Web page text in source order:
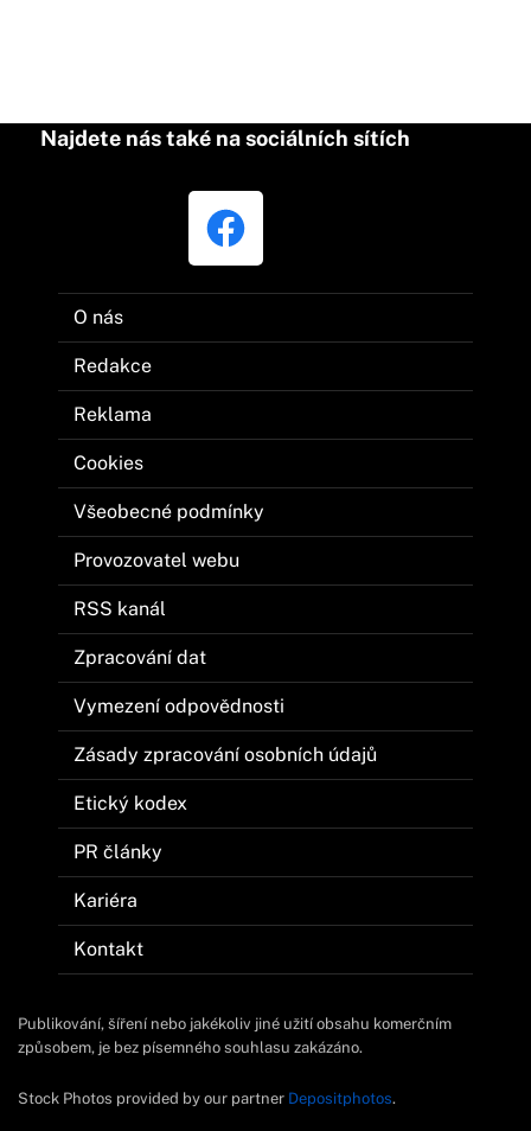
Najdete nás také na sociálních sítích
O nás
Redakce
Reklama
Cookies
Všeobecné podmínky
Provozovatel webu
RSS kanál
Zpracování dat
Vymezení odpovědnosti
Zásady zpracování osobních údajů
Etický kodex
PR články
Kariéra
Kontakt
Publikování, šíření nebo jakékoliv jiné užití obsahu komerčním
způsobem, je bez písemného souhlasu zakázáno.
Stock Photos provided by our partner Depositphotos.